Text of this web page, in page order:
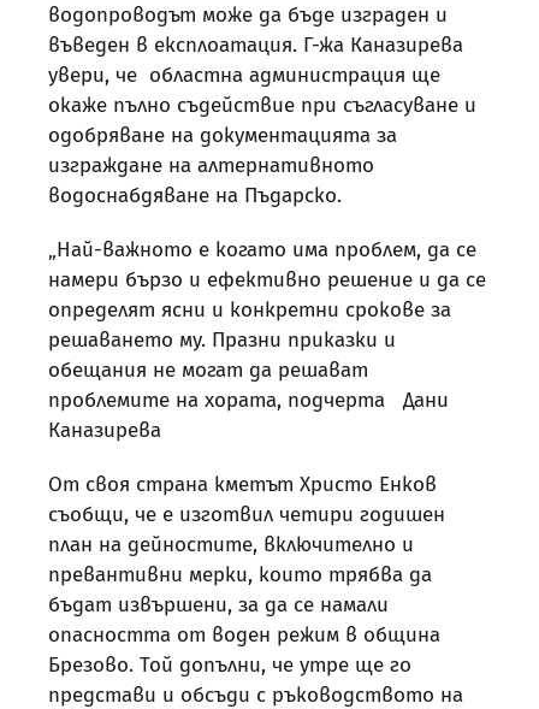
водопроводът може да бъде изграден и
въведен в експлоатация. Г-жа Каназирева
увери, че областна администрация ще
окаже пълно съдействие при съгласуване и
одобряване на документацията за
изграждане на алтернативното
водоснабдяване на Пъдарско.
„Най-важното е когато има проблем, да се
намери бързо и ефективно решение и да се
определят ясни и конкретни срокове за
решаването му. Празни приказки и
обещания не могат да решават
проблемите на хората, подчерта Дани
Каназирева
От своя страна кметът Христо Енков
съобщи, че е изготвил четири годишен
план на дейностите, включително и
превантивни мерки, които трябва да
бъдат извършени, за да се намали
опасността от воден режим в община
Брезово. Той допълни, че утре ще го
представи и обсъди с ръководството на